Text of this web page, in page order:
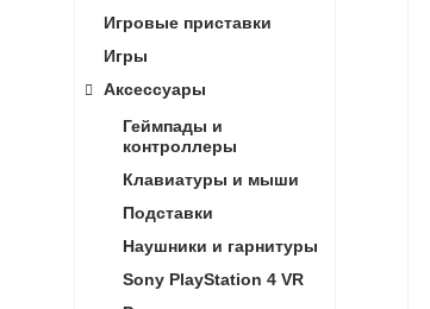
Игровые приставки
Игры
Аксессуары
Геймпады и
контроллеры
Клавиатуры и мыши
Подставки
Наушники и гарнитуры
Sony PlayStation 4 VR